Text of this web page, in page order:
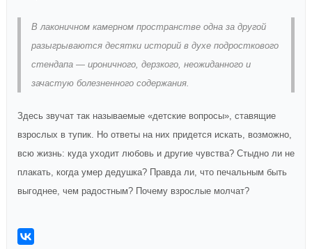
В лаконичном камерном пространстве одна за другой
разыгрываются десятки историй в духе подросткового
стендапа — ироничного, дерзкого, неожиданного и
зачастую болезненного содержания.
Здесь звучат так называемые «детские вопросы», ставящие
взрослых в тупик. Но ответы на них придется искать, возможно,
всю жизнь: куда уходит любовь и другие чувства? Стыдно ли не
плакать, когда умер дедушка? Правда ли, что печальным быть
выгоднее, чем радостным? Почему взрослые молчат?